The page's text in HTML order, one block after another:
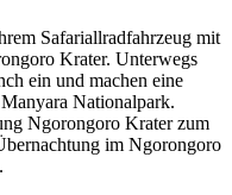
Safariallradfahrzeug mit
Krater. Unterwegs
ein und machen eine
Nationalpark.
Ngorongoro Krater zum
im Ngorongoro